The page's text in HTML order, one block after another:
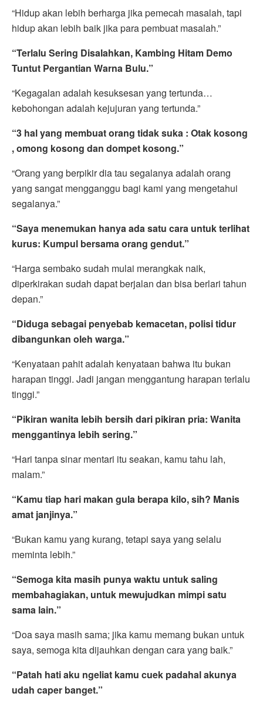
“Hidup akan lebih berharga jika pemecah masalah, tapi
hidup akan lebih baik jika para pembuat masalah.”
“Terlalu Sering Disalahkan, Kambing Hitam Demo
Tuntut Pergantian Warna Bulu.”
“Kegagalan adalah kesuksesan yang tertunda…
kebohongan adalah kejujuran yang tertunda.”
“3 hal yang membuat orang tidak suka : Otak kosong
, omong kosong dan dompet kosong.”
“Orang yang berpikir dia tau segalanya adalah orang
yang sangat mengganggu bagi kami yang mengetahui
segalanya.”
“Saya menemukan hanya ada satu cara untuk terlihat
kurus: Kumpul bersama orang gendut.”
“Harga sembako sudah mulai merangkak naik,
diperkirakan sudah dapat berjalan dan bisa berlari tahun
depan.”
“Diduga sebagai penyebab kemacetan, polisi tidur
dibangunkan oleh warga.”
“Kenyataan pahit adalah kenyataan bahwa itu bukan
harapan tinggi. Jadi jangan menggantung harapan terlalu
tinggi.”
“Pikiran wanita lebih bersih dari pikiran pria: Wanita
menggantinya lebih sering.”
“Hari tanpa sinar mentari itu seakan, kamu tahu lah,
malam.”
“Kamu tiap hari makan gula berapa kilo, sih? Manis
amat janjinya.”
“Bukan kamu yang kurang, tetapi saya yang selalu
meminta lebih.”
“Semoga kita masih punya waktu untuk saling
membahagiakan, untuk mewujudkan mimpi satu
sama lain.”
“Doa saya masih sama; jika kamu memang bukan untuk
saya, semoga kita dijauhkan dengan cara yang baik.”
“Patah hati aku ngeliat kamu cuek padahal akunya
udah caper banget.”